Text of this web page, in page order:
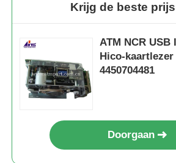
Krijg de beste
ATM NCR USB
Hico-kaartlezer
4450704481
Doorgaan